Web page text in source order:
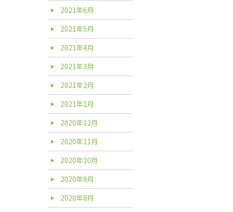
2021年6月
2021年5月
2021年4月
2021年3月
2021年2月
2021年1月
2020年12月
2020年11月
2020年10月
2020年9月
2020年8月